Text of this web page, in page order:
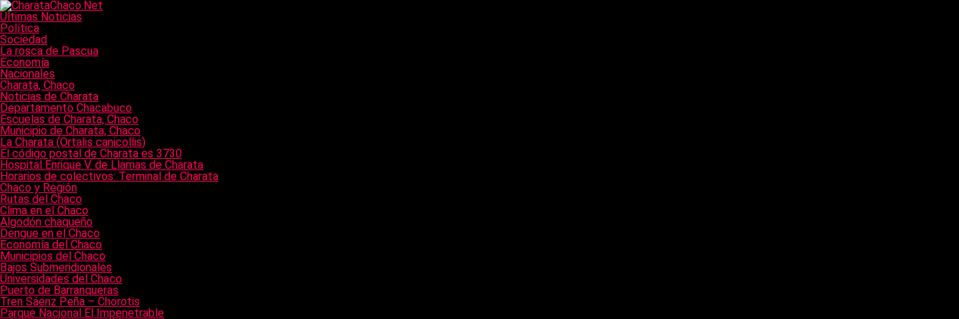
Últimas Noticias
Política
Sociedad
La rosca de Pascua
Economía
Nacionales
Charata, Chaco
Noticias de Charata
Departamento Chacabuco
Escuelas de Charata, Chaco
Municipio de Charata, Chaco
La Charata (Ortalis canicollis)
El código postal de Charata es 3730
Hospital Enrique V. de Llamas de Charata
Horarios de colectivos: Terminal de Charata
Chaco y Región
Rutas del Chaco
Clima en el Chaco
Algodón chaqueño
Dengue en el Chaco
Economía del Chaco
Municipios del Chaco
Bajos Submeridionales
Universidades del Chaco
Puerto de Barranqueras
Tren Sáenz Peña – Chorotis
Parque Nacional El Impenetrable